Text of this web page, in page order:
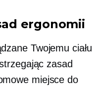
ergonomii
Twojemu ciału
zasad
miejsce do